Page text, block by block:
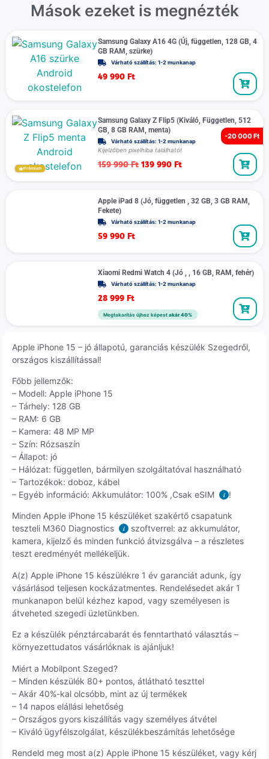
Mások ezeket is megnézték
Samsung Galaxy A16 4G (Új, független, 128 GB, 4
GB RAM, szürke)
Várható szállítás: 1-2 munkanap
49 990 Ft
-20 000 Ft
Prémium
Samsung Galaxy Z Flip5 (Kiváló, Független, 512
GB, 8 GB RAM, menta)
Várható szállítás: 1-2 munkanap
Kijelzőben pixelhiba található!
159 990Ft 139 990 Ft
Apple iPad 8 (Jó, független , 32 GB, 3 GB RAM,
Fekete)
Várható szállítás: 1-2 munkanap
59 990 Ft
Xiaomi Redmi Watch 4 (Jó , , 16 GB, RAM, fehér)
Várható szállítás: 1-2 munkanap
28 999 Ft
Megtakarítás újhoz képest akár 40%
Apple iPhone 15 – jó állapotú, garanciás készülék Szegedről,
országos kiszállítással!
Főbb jellemzők:
– Modell: Apple iPhone 15
– Tárhely: 128 GB
– RAM: 6 GB
– Kamera: 48 MP MP
– Szín: Rózsaszín
– Állapot: jó
– Hálózat: független, bármilyen szolgáltatóval használható
– Tartozékok: doboz, kábel
– Egyéb információ: Akkumulátor: 100% ,Csak eSIM
i !
Minden Apple iPhone 15 készüléket szakértő csapatunk
teszteli M360 Diagnostics
i
szoftverrel: az akkumulátor,
kamera, kijelző és minden funkció átvizsgálva – a részletes
teszt eredményét mellékeljük.
A(z) Apple iPhone 15 készülékre 1 év garanciát adunk, így
vásárlásod teljesen kockázatmentes. Rendelésedet akár 1
munkanapon belül kézhez kapod, vagy személyesen is
átveheted szegedi üzletünkben.
Ez a készülék pénztárcabarát és fenntartható választás –
környezettudatos vásárlóknak is ajánljuk!
Miért a Mobilpont Szeged?
– Minden készülék 80+ pontos, átlátható teszttel
– Akár 40%-kal olcsóbb, mint az új termékek
– 14 napos elállási lehetőség
– Országos gyors kiszállítás vagy személyes átvétel
– Kiváló ügyfélszolgálat, készülékbeszámítás lehetősége
Rendeld meg most a(z) Apple iPhone 15 készüléket, vagy kérj